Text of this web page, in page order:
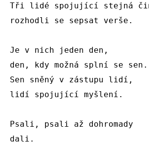
Tři lidé spojující stejná
rozhodli se sepsat verše.
Je v nich jeden den,
den, kdy možná splní se sen.
Sen sněný v zástupu lidí,
lidí spojující myšlení.
Psali, psali až dohromady
dali.